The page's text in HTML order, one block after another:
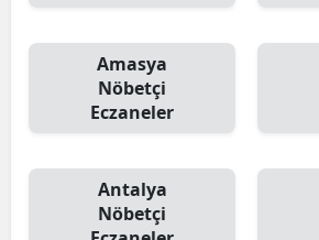
Amasya
Nöbetçi
Eczaneler
Antalya
Nöbetçi